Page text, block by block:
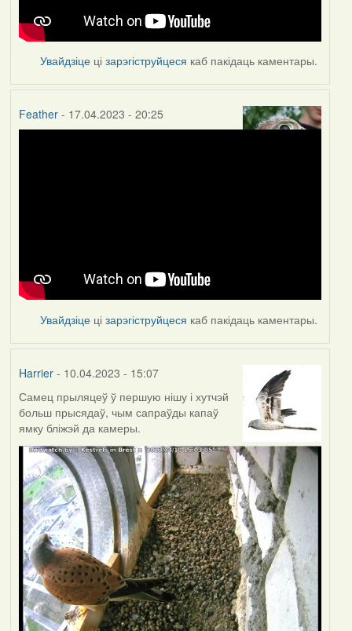
Увайдзіце цізарэгіструйцеся каб пакідаць каментары.
Feather- 17.04.2023 - 20:25
Увайдзіце цізарэгіструйцеся каб пакідаць каментары.
Harrier- 10.04.2023 - 15:07
Самец прыляцеў ў першую нішу і хутчэй
больш прысядаў, чым сапраўды капаў
ямку бліжэй да камеры.